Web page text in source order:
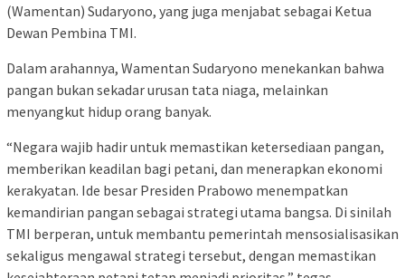
(Wamentan) Sudaryono, yang juga menjabat sebagai Ketua
Dewan Pembina TMI.
Dalam arahannya, Wamentan Sudaryono menekankan bahwa
pangan bukan sekadar urusan tata niaga, melainkan
menyangkut hidup orang banyak.
“Negara wajib hadir untuk memastikan ketersediaan pangan,
memberikan keadilan bagi petani, dan menerapkan ekonomi
kerakyatan. Ide besar Presiden Prabowo menempatkan
kemandirian pangan sebagai strategi utama bangsa. Di sinilah
TMI berperan, untuk membantu pemerintah mensosialisasikan
sekaligus mengawal strategi tersebut, dengan memastikan